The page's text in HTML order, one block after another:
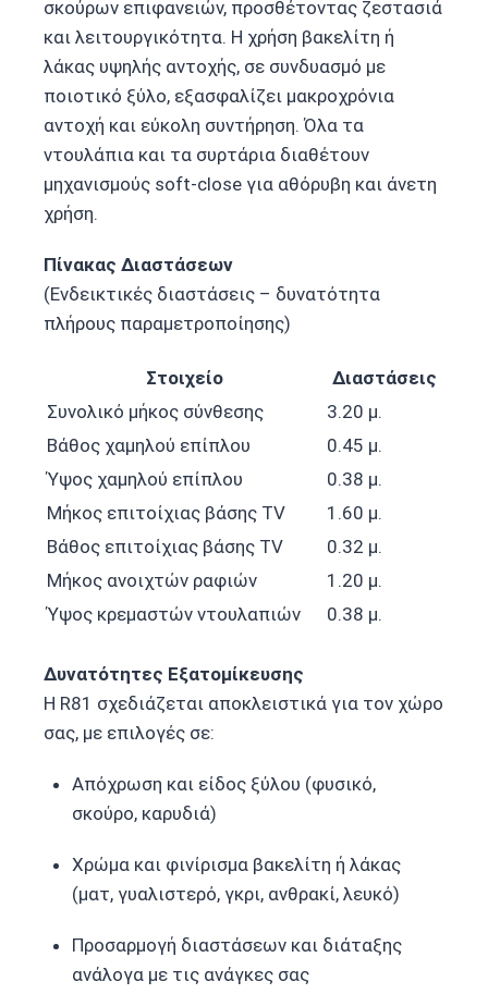
σκούρων επιφανειών, προσθέτοντας ζεστασιά
και λειτουργικότητα. Η χρήση βακελίτη ή
λάκας υψηλής αντοχής, σε συνδυασμό με
ποιοτικό ξύλο, εξασφαλίζει μακροχρόνια
αντοχή και εύκολη συντήρηση. Όλα τα
ντουλάπια και τα συρτάρια διαθέτουν
μηχανισμούς soft-close για αθόρυβη και άνετη
χρήση.
Πίνακας Διαστάσεων
(Ενδεικτικές διαστάσεις – δυνατότητα
πλήρους παραμετροποίησης)
Στοιχείο
Διαστάσεις
Συνολικό μήκος σύνθεσης
3.20 μ.
Βάθος χαμηλού επίπλου
0.45 μ.
Ύψος χαμηλού επίπλου
0.38 μ.
Μήκος επιτοίχιας βάσης TV
1.60 μ.
Βάθος επιτοίχιας βάσης TV
0.32 μ.
Μήκος ανοιχτών ραφιών
1.20 μ.
Ύψος κρεμαστών ντουλαπιών
0.38 μ.
Δυνατότητες Εξατομίκευσης
Η R81 σχεδιάζεται αποκλειστικά για τον χώρο
σας, με επιλογές σε:
Απόχρωση και είδος ξύλου (φυσικό,
σκούρο, καρυδιά)
Χρώμα και φινίρισμα βακελίτη ή λάκας
(ματ, γυαλιστερό, γκρι, ανθρακί, λευκό)
Προσαρμογή διαστάσεων και διάταξης
ανάλογα με τις ανάγκες σας